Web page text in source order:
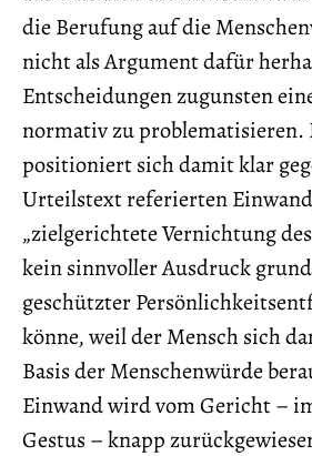
die Berufung auf die
nicht als Argument dafür
Entscheidungen zugunsten
normativ zu problematisieren.
positioniert sich damit klar
Urteilstext referierten
„zielgerichtete Vernichtung
kein sinnvoller Ausdruck
geschützter
könne, weil der Mensch sich
Basis der Menschenwürde
Einwand wird vom Gericht –
Gestus – knapp